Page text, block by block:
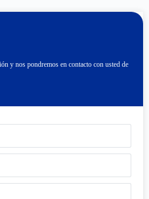
y nos pondremos en contacto con usted de